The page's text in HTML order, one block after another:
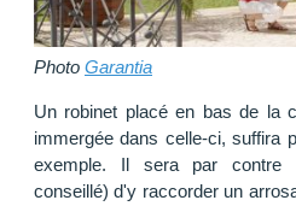
Photo Garantia
Un robinet placé en bas de la
immergée dans celle-ci, suffira
exemple. Il sera par contre
conseillé) d'y raccorder un